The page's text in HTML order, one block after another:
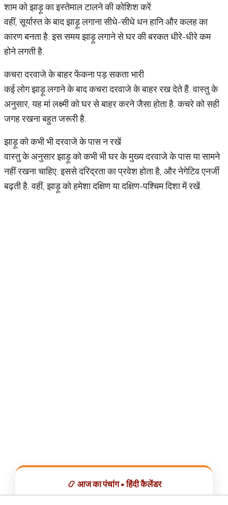
शाम को झाड़ू का इस्तेमाल टालने की कोशिश करें
वहीं, सूर्यास्त के बाद झाड़ू लगाना सीधे-सीधे धन हानि और कलह का
कारण बनता है. इस समय झाड़ू लगाने से घर की बरकत धीरे-धीरे कम
होने लगती है.
कचरा दरवाजे के बाहर फेंकना पड़ सकता भारी
कई लोग झाड़ू लगाने के बाद कचरा दरवाजे के बाहर रख देते हैं. वास्तु के
अनुसार, यह मां लक्ष्मी को घर से बाहर करने जैसा होता है. कचरे को सही
जगह रखना बहुत जरूरी है.
झाड़ू को कभी भी दरवाजे के पास न रखें
वास्तु के अनुसार झाड़ू को कभी भी घर के मुख्य दरवाजे के पास या सामने
नहीं रखना चाहिए. इससे दरिद्रता का प्रवेश होता है, और नेगेटिव एनर्जी
बढ़ती है. वहीं, झाड़ू को हमेशा दक्षिण या दक्षिण-पश्चिम दिशा में रखें.
📿 आज का पंचांग • हिंदी कैलेंडर